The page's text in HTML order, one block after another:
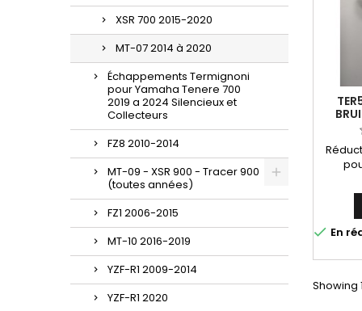
XSR 700 2015-2020
MT-07 2014 à 2020
Échappements Termignoni
pour Yamaha Tenere 700
2019 a 2024 Silencieux et
Collecteurs
FZ8 2010-2014
MT-09 - XSR 900 - Tracer 900
(toutes années)
FZ1 2006-2015
MT-10 2016-2019
YZF-R1 2009-2014
YZF-R1 2020
 En
Showing